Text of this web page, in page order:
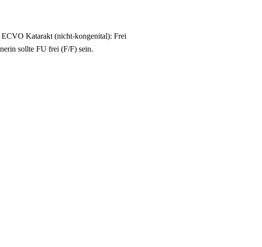
Katarakt (nicht-kongenital): Frei
sollte FU frei (F/F) sein.